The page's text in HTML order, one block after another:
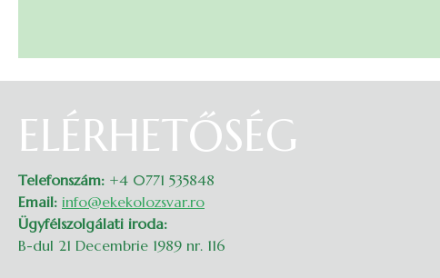
ELÉRHETŐSÉG
Telefonszám: +4 0771 535848
Email: info@ekekolozsvar.ro
Ügyfélszolgálati iroda:
B-dul 21 Decembrie 1989 nr. 116